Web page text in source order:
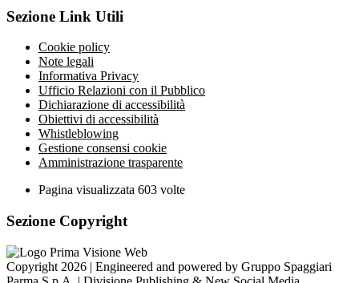
Sezione Link Utili
Cookie policy
Note legali
Informativa Privacy
Ufficio Relazioni con il Pubblico
Dichiarazione di accessibilità
Obiettivi di accessibilità
Whistleblowing
Gestione consensi cookie
Amministrazione trasparente
Pagina visualizzata 603 volte
Sezione Copyright
Copyright 2026 | Engineered and powered by Gruppo Spaggiari